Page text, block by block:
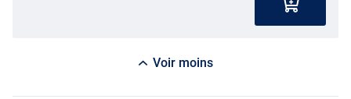
Voir moins